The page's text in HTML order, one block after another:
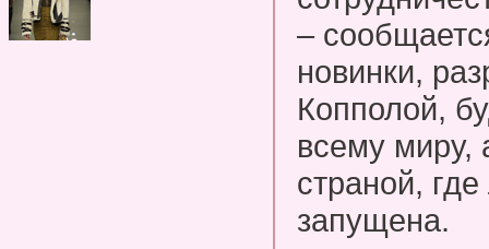
–
новинки,
Копполой,
всему миру,
страной,
запущена.